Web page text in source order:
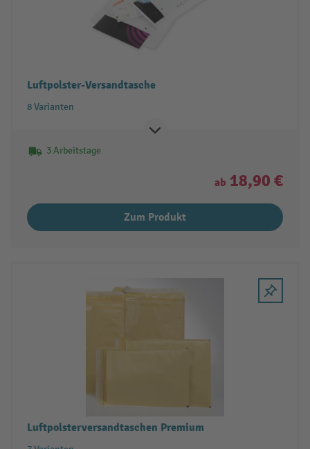
Luftpolster-Versandtasche
8 Varianten
3 Arbeitstage
ab 18,90 €
Zum Produkt
Luftpolsterversandtaschen Premium